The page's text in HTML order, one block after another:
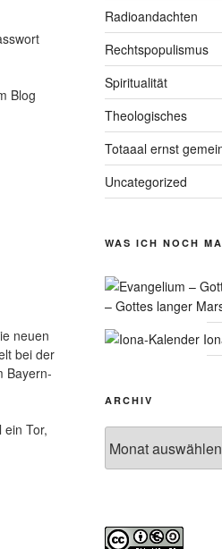
Blog
neuen
bei der
Bayern-
Tor,
Radioandachten
Rechtspopulismus
Spiritualität
Theologisches
Totaaal ernst
Uncategorized
WAS ICH NOCH
– Gottes langer
ARCHIV